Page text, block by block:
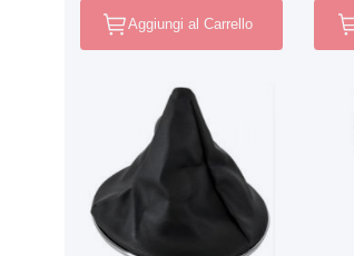
Aggiungi al Carrello